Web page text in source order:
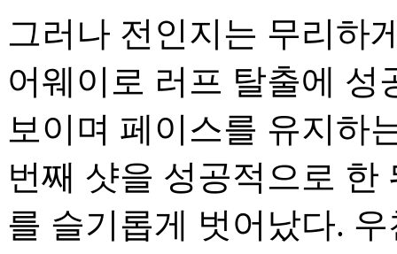
그러나 전인지는 무리하
어웨이로 러프 탈출에 성
보이며 페이스를 유지하
번째 샷을 성공적으로 한
를 슬기롭게 벗어났다.